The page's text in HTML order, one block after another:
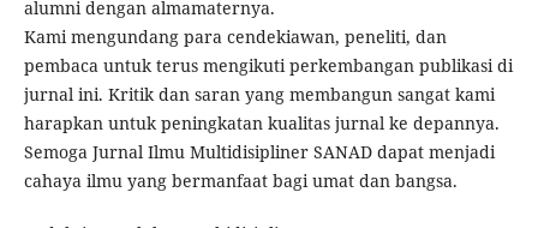
alumni dengan almamaternya.
Kami mengundang para cendekiawan, peneliti, dan
pembaca untuk terus mengikuti perkembangan publikasi di
jurnal ini. Kritik dan saran yang membangun sangat kami
harapkan untuk peningkatan kualitas jurnal ke depannya.
Semoga Jurnal Ilmu Multidisipliner SANAD dapat menjadi
cahaya ilmu yang bermanfaat bagi umat dan bangsa.